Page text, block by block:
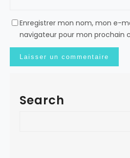
Enregistrer mon nom, mon e-
navigateur pour mon prochain
Search